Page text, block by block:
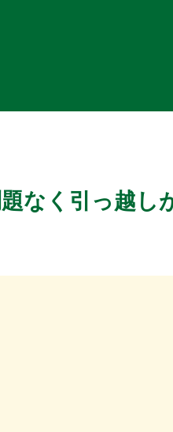
なく引っ越し